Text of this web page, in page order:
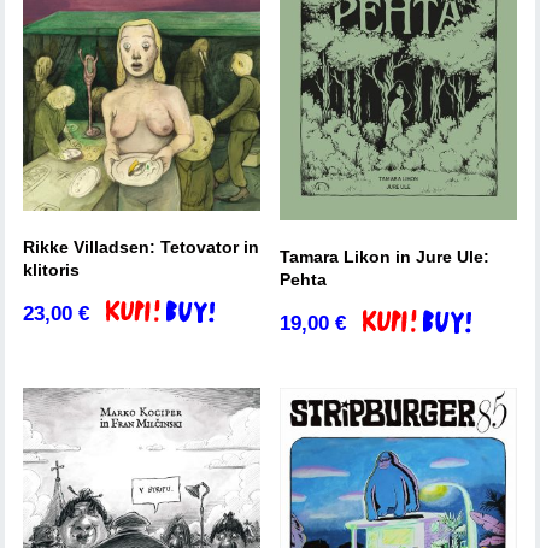
Rikke Villadsen: Tetovator in
klitoris
23,00€ Dodaj v košarico
Tamara Likon in Jure Ule:
Pehta
19,00€ Dodaj v košarico